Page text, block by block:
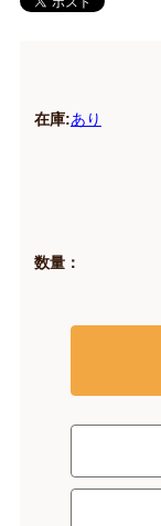
在庫:あり
数量：